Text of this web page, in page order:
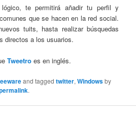
te permitirá añadir tu perfil y
que se hacen en la red social.
tuits, hasta realizar búsquedas
directos a los usuarios.
Tweetro es en inglés.
and taggedtwitter,Windowsby
.